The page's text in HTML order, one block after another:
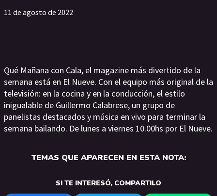
11 de agosto de 2022
Qué Mañana con Cala, el magazine más divertido de la
semana está en El Nueve. Con el equipo más original de la
televisión: en la cocina y en la conducción, el estilo
inigualable de Guillermo Calabrese, un grupo de
panelistas destacados y música en vivo para terminar la
semana bailando. De lunes a viernes 10.00hs por El Nueve.
TEMAS QUE APARECEN EN ESTA NOTA:
SI TE INTERESÓ, COMPARTILO